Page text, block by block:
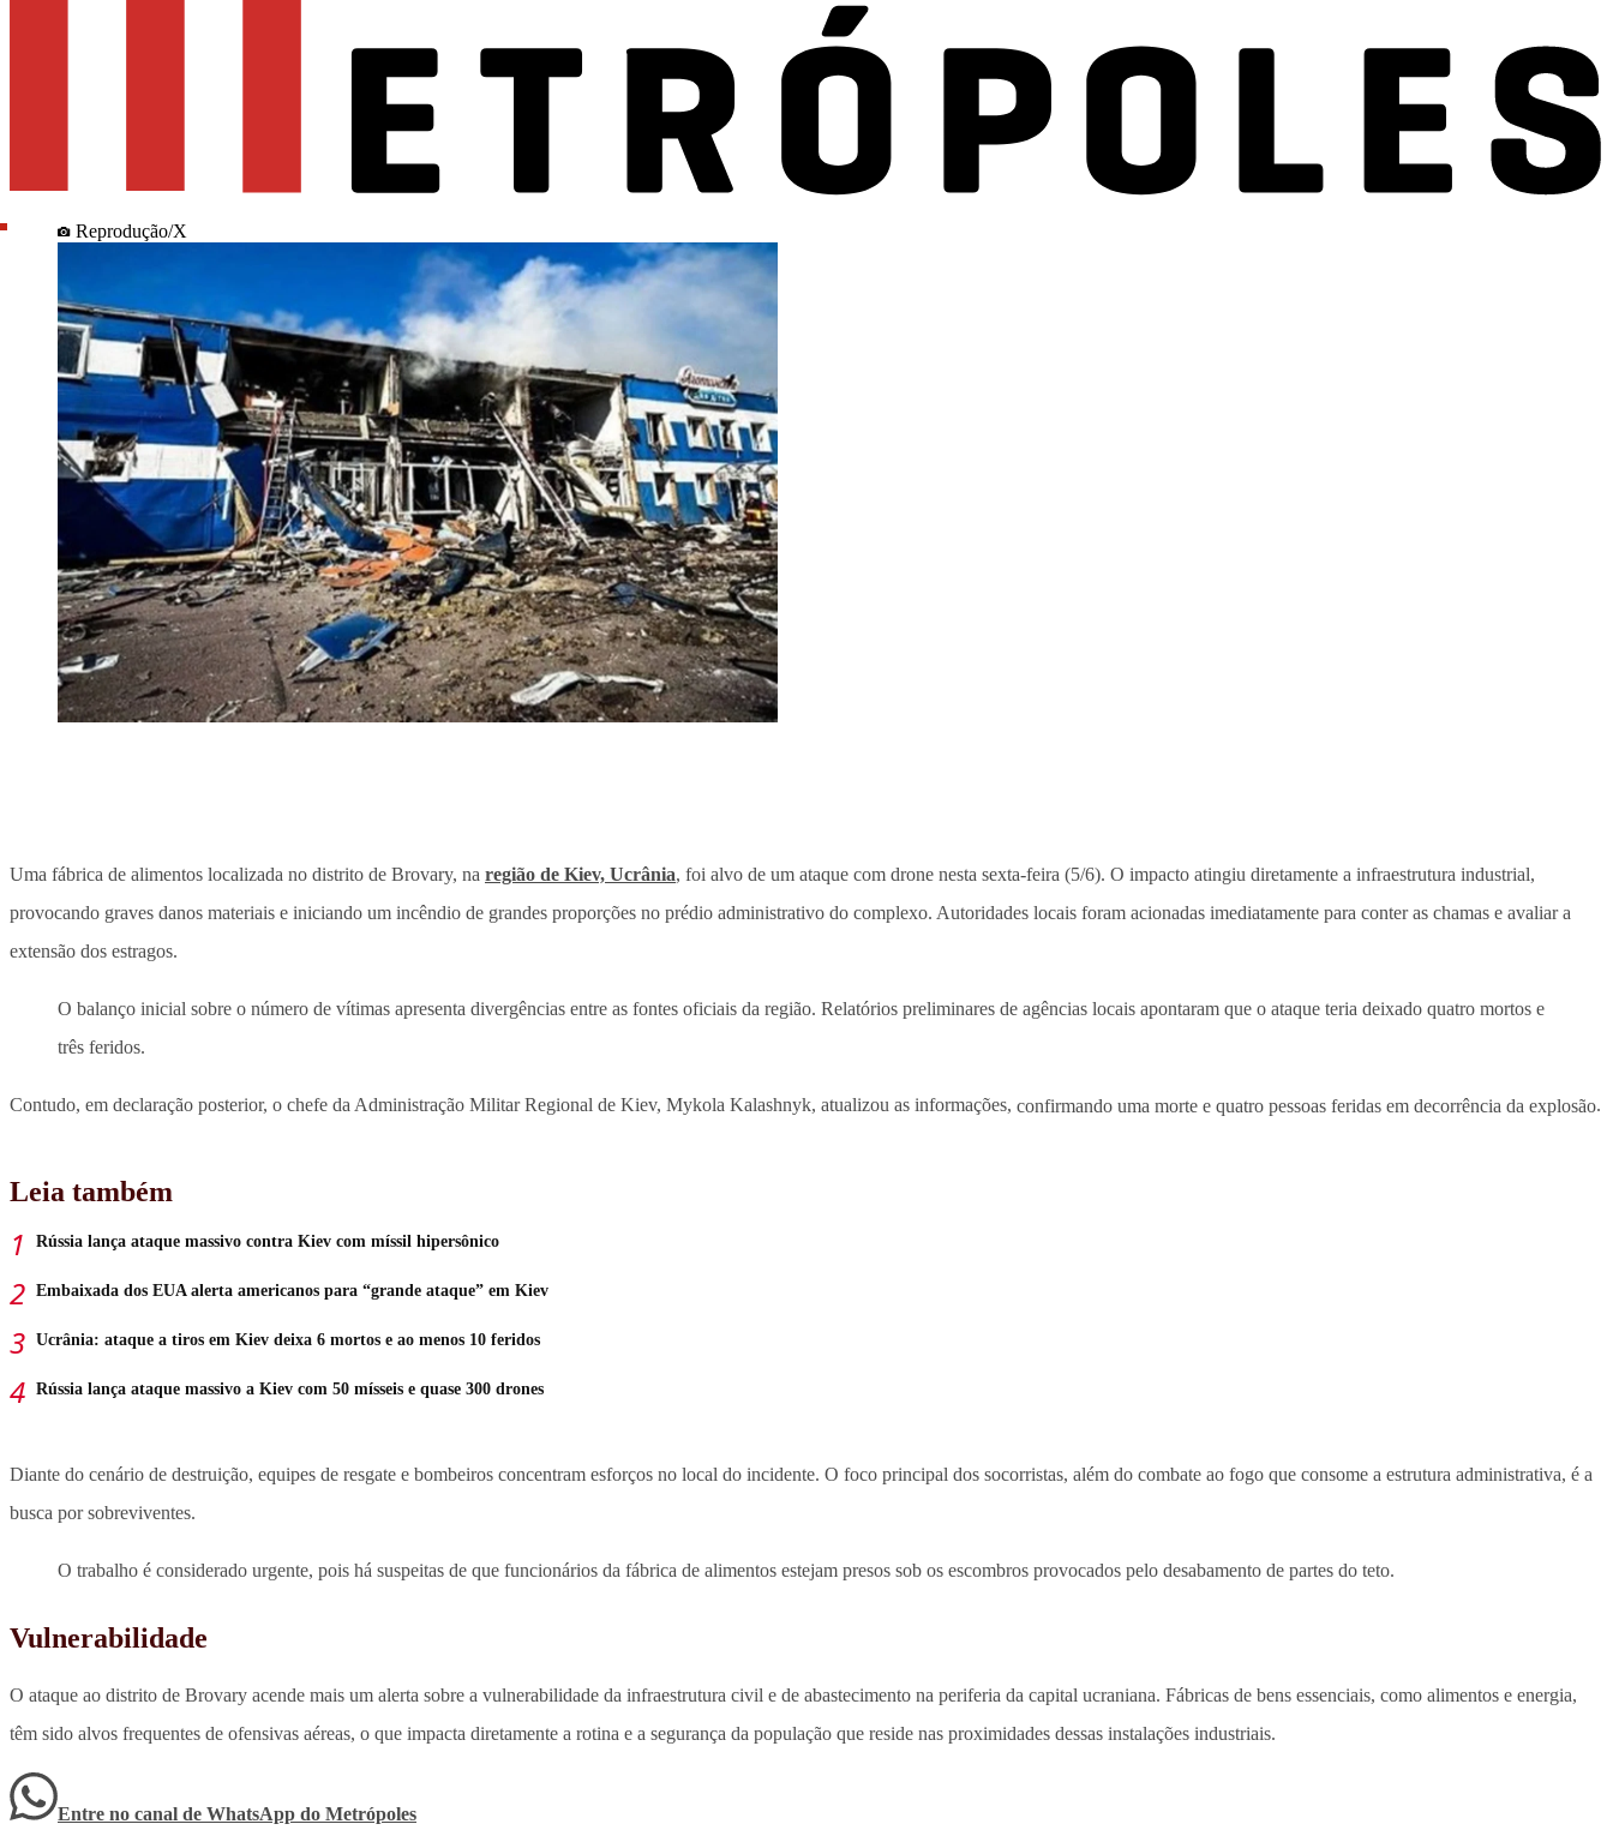
Reprodução/X
Uma fábrica de alimentos localizada no distrito de Brovary, na região de Kiev, Ucrânia, foi alvo de um ataque com drone nesta sexta-feira (5/6). O impacto atingiu diretamente a infraestrutura industrial,
provocando graves danos materiais e iniciando um incêndio de grandes proporções no prédio administrativo do complexo. Autoridades locais foram acionadas imediatamente para conter as chamas e avaliar a
extensão dos estragos.
O balanço inicial sobre o número de vítimas apresenta divergências entre as fontes oficiais da região. Relatórios preliminares de agências locais apontaram que o ataque teria deixado quatro mortos e
três feridos.
Contudo, em declaração posterior, o chefe da Administração Militar Regional de Kiev, Mykola Kalashnyk, atualizou as informações, confirmando uma morte e quatro pessoas feridas em decorrência da explosão.
Leia também
Rússia lança ataque massivo contra Kiev com míssil hipersônico
Embaixada dos EUA alerta americanos para “grande ataque” em Kiev
Ucrânia: ataque a tiros em Kiev deixa 6 mortos e ao menos 10 feridos
Rússia lança ataque massivo a Kiev com 50 mísseis e quase 300 drones
Diante do cenário de destruição, equipes de resgate e bombeiros concentram esforços no local do incidente. O foco principal dos socorristas, além do combate ao fogo que consome a estrutura administrativa, é a
busca por sobreviventes.
O trabalho é considerado urgente, pois há suspeitas de que funcionários da fábrica de alimentos estejam presos sob os escombros provocados pelo desabamento de partes do teto.
Vulnerabilidade
O ataque ao distrito de Brovary acende mais um alerta sobre a vulnerabilidade da infraestrutura civil e de abastecimento na periferia da capital ucraniana. Fábricas de bens essenciais, como alimentos e energia,
têm sido alvos frequentes de ofensivas aéreas, o que impacta diretamente a rotina e a segurança da população que reside nas proximidades dessas instalações industriais.
Entre no canal de WhatsApp do Metrópoles